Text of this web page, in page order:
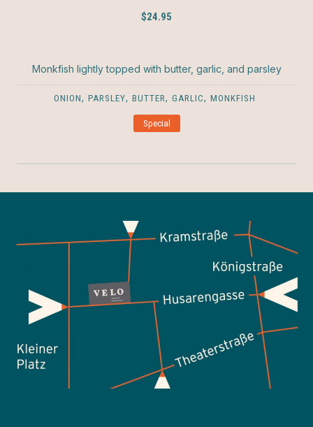
$24.95
Monkfish lightly topped with butter, garlic, and parsley
ONION, PARSLEY, BUTTER, GARLIC, MONKFISH
Special
PREVIOUS